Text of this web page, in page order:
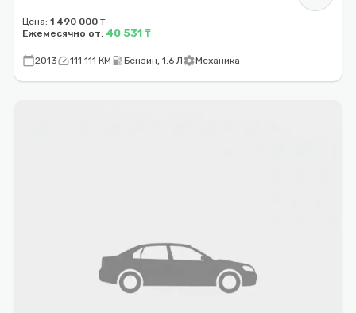
Цена: 1 490 000 ₸
Ежемесячно от: 40 531 ₸
calendar_today2013speed111 111 КМ local_gas_stationБензин, 1.6 ЛsettingsМеханика